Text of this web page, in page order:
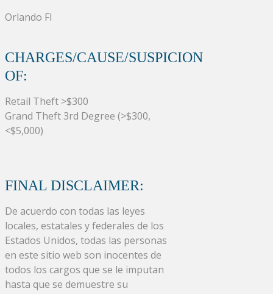
Orlando Fl
CHARGES/CAUSE/SUSPICION
OF:
Retail Theft >$300
Grand Theft 3rd Degree (>$300,
<$5,000)
FINAL DISCLAIMER:
De acuerdo con todas las leyes
locales, estatales y federales de los
Estados Unidos, todas las personas
en este sitio web son inocentes de
todos los cargos que se le imputan
hasta que se demuestre su